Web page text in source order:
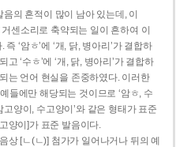
의 흔적이 많이 남아 있는데, 이
센소리로 축약되는 일이 흔하여 이
‘암ㅎ’에 ‘개, 닭, 병아리’가 결합하
고 ‘수ㅎ’에 ‘개, 닭, 병아리’가 결합하
는 언어 현실을 존중하였다. 이러한
들에만 해당되는 것이므로 ‘암ㅎ, 수
고양이, 수고양이’와 같은 형태가 표준
양이]가 표준 발음이다.
상 [ㄴ(ㄴ)] 첨가가 일어나거나 뒤의 예